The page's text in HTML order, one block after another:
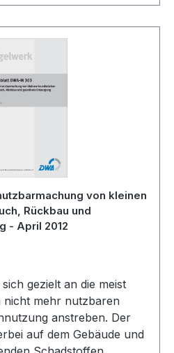
von kleinen
Rückbau und
- April 2012
gezielt an die meist
nicht mehr nutzbaren
anstreben. Der
auf dem Gebäude und